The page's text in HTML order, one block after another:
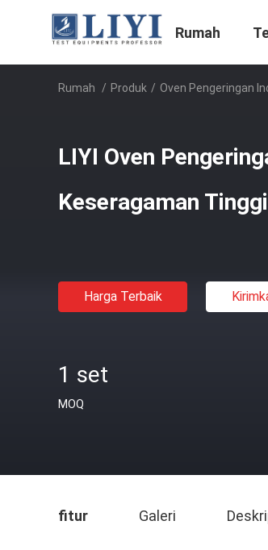
Rumah
Rumah / Produk / Oven Pengeringan
LIYI Oven
Keseragaman
Harga Terbaik
1 set
MOQ
fitur Galeri